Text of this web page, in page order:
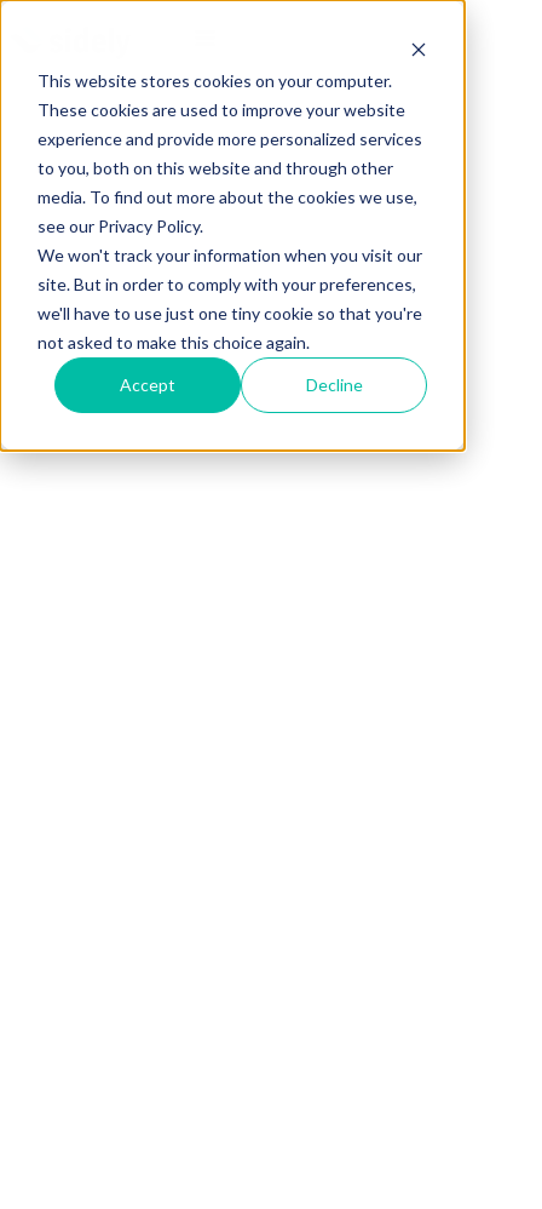
This website stores cookies on your computer.
These cookies are used to improve your website
experience and provide more personalized services
to you, both on this website and through other
media. To find out more about the cookies we use,
see our Privacy Policy.
We won't track your information when you visit our
site. But in order to comply with your preferences,
we'll have to use just one tiny cookie so that you're
not asked to make this choice again.
Accept Decline